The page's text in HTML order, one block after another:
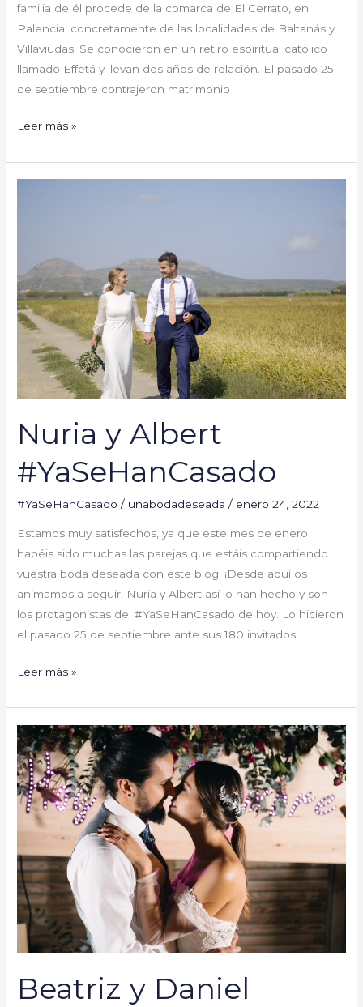
familia de él procede de la comarca de El Cerrato, en
Palencia, concretamente de las localidades de Baltanás y
Villaviudas. Se conocieron en un retiro espiritual católico
llamado Effetá y llevan dos años de relación. El pasado 25
de septiembre contrajeron matrimonio
Leer más »
Nuria y Albert
#YaSeHanCasado
#YaSeHanCasado / unabodadeseada/ enero 24, 2022
Estamos muy satisfechos, ya que este mes de enero
habéis sido muchas las parejas que estáis compartiendo
vuestra boda deseada con este blog. ¡Desde aquí os
animamos a seguir! Nuria y Albert así lo han hecho y son
los protagonistas del #YaSeHanCasado de hoy. Lo hicieron
el pasado 25 de septiembre ante sus 180 invitados.
Leer más »
Beatriz y Daniel
Beatriz
y
Daniel
#YaSeHanCasado